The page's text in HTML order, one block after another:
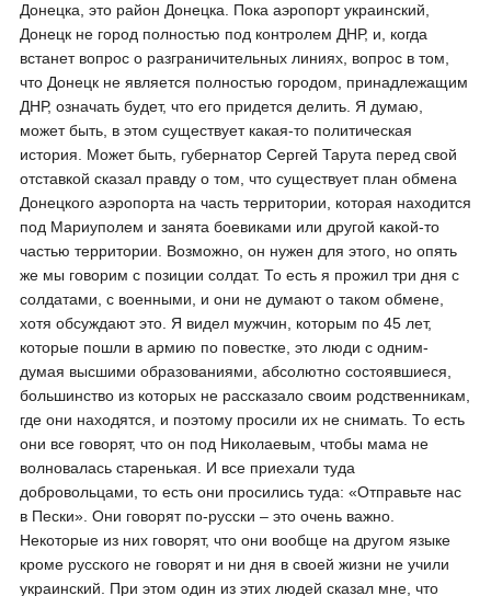
Донецка, это район Донецка. Пока аэропорт украинский,
Донецк не город полностью под контролем ДНР, и, когда
встанет вопрос о разграничительных линиях, вопрос в том,
что Донецк не является полностью городом, принадлежащим
ДНР, означать будет, что его придется делить. Я думаю,
может быть, в этом существует какая-то политическая
история. Может быть, губернатор Сергей Тарута перед свой
отставкой сказал правду о том, что существует план обмена
Донецкого аэропорта на часть территории, которая находится
под Мариуполем и занята боевиками или другой какой-то
частью территории. Возможно, он нужен для этого, но опять
же мы говорим с позиции солдат. То есть я прожил три дня с
солдатами, с военными, и они не думают о таком обмене,
хотя обсуждают это. Я видел мужчин, которым по 45 лет,
которые пошли в армию по повестке, это люди с одним-
думая высшими образованиями, абсолютно состоявшиеся,
большинство из которых не рассказало своим родственникам,
где они находятся, и поэтому просили их не снимать. То есть
они все говорят, что он под Николаевым, чтобы мама не
волновалась старенькая. И все приехали туда
добровольцами, то есть они просились туда: «Отправьте нас
в Пески». Они говорят по-русски – это очень важно.
Некоторые из них говорят, что они вообще на другом языке
кроме русского не говорят и ни дня в своей жизни не учили
украинский. При этом один из этих людей сказал мне, что